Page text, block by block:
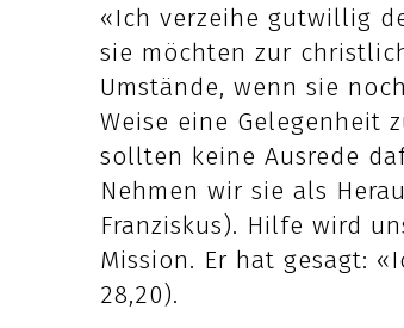
«Ich verzeihe gutwillig
sie möchten zur
Umstände, wenn sie
Weise eine Gelegenheit
sollten keine Ausrede
Nehmen wir sie als
Franziskus). Hilfe wird
Mission. Er hat gesagt:
28,20).